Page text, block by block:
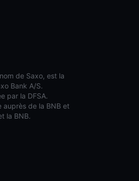
de Saxo, est la
Bank A/S.
par la DFSA.
auprès de la BNB et
la BNB.